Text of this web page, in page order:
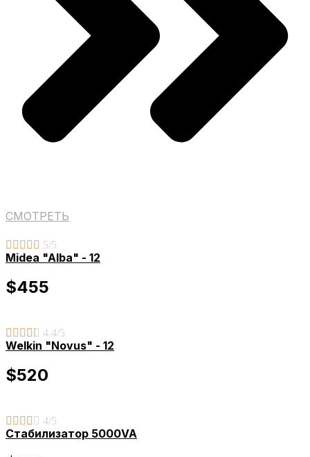
СМОТРЕТЬ
     5/5
Midea "Alba" - 12
$455
     4.4/5
Welkin "Novus" - 12
$520
     4/5
Стабилизатор 5000VA